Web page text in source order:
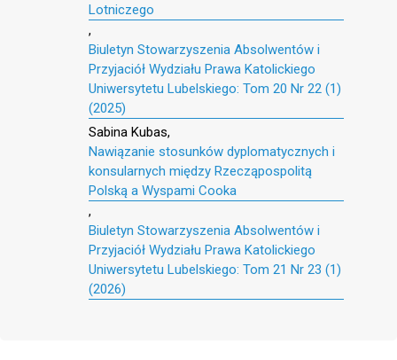
Lotniczego
,
Biuletyn Stowarzyszenia Absolwentów i
Przyjaciół Wydziału Prawa Katolickiego
Uniwersytetu Lubelskiego: Tom 20 Nr 22 (1)
(2025)
Sabina Kubas,
Nawiązanie stosunków dyplomatycznych i
konsularnych między Rzecząpospolitą
Polską a Wyspami Cooka
,
Biuletyn Stowarzyszenia Absolwentów i
Przyjaciół Wydziału Prawa Katolickiego
Uniwersytetu Lubelskiego: Tom 21 Nr 23 (1)
(2026)